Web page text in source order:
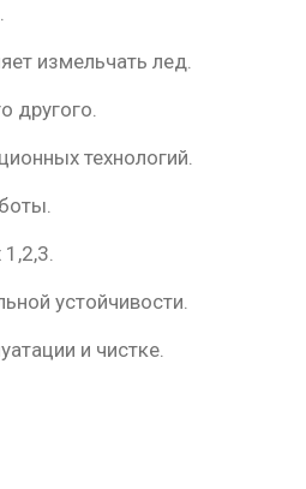
измельчать лед.
другого.
технологий.
устойчивости.
и чистке.